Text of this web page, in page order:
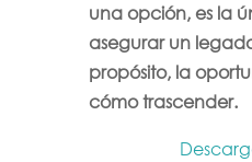
una opción, es la
asegurar un
propósito, la
cómo trascender.